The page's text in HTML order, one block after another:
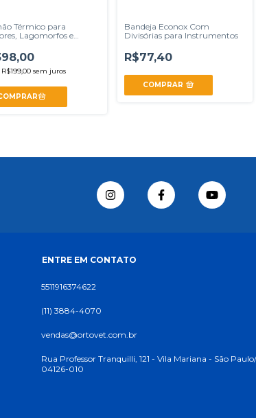
Térmico para
Lagomorfos e
R$199,00 sem juros
Bandeja Econox Com
Divisórias para Instrumentos
R$77,40
COMPRAR
ENTRE EM CONTATO
5511916374622
(11) 3884-4070
vendas@ortovet.com.br
Rua Professor Tranquilli, 121 - Vila Mariana - São
04126-010